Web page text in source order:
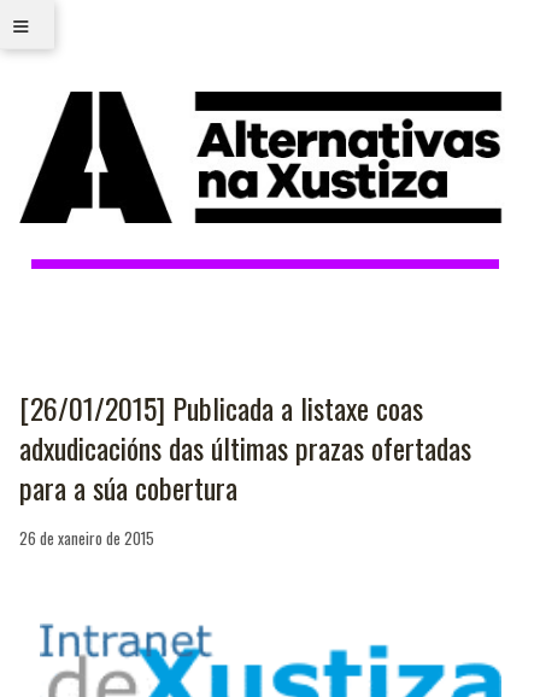
≡
[26/01/2015] Publicada a listaxe coas
adxudicacións das últimas prazas ofertadas
para a súa cobertura
26 de xaneiro de 2015